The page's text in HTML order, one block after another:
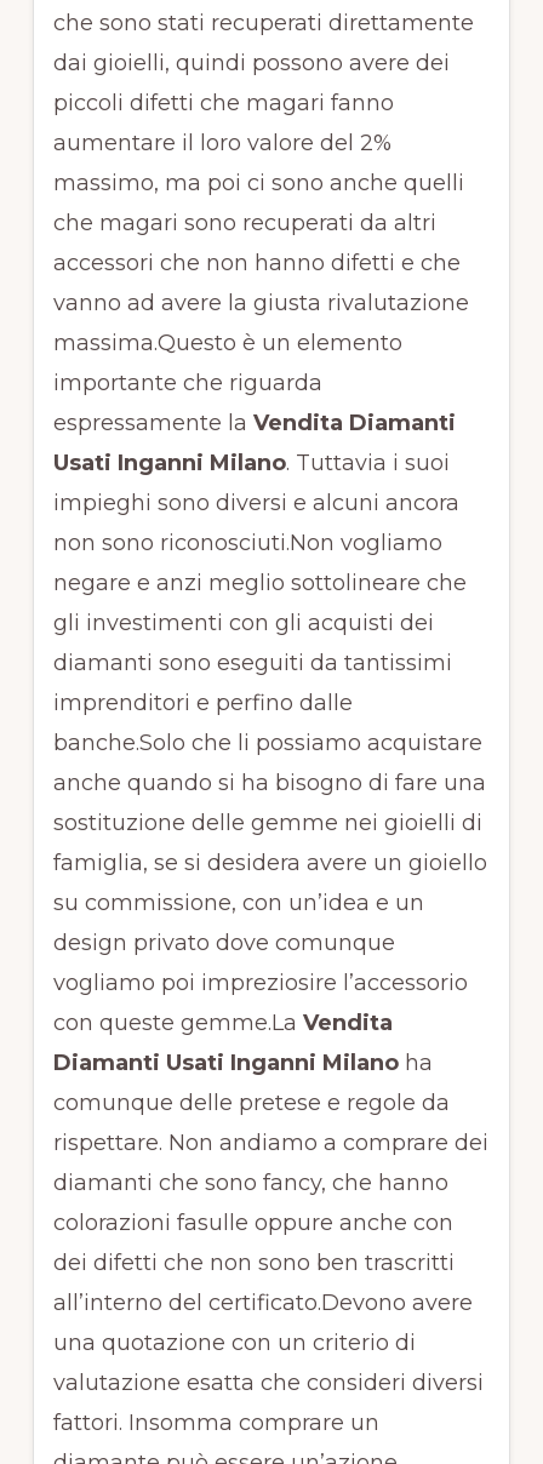
che sono stati recuperati direttamente
dai gioielli, quindi possono avere dei
piccoli difetti che magari fanno
aumentare il loro valore del 2%
massimo, ma poi ci sono anche quelli
che magari sono recuperati da altri
accessori che non hanno difetti e che
vanno ad avere la giusta rivalutazione
massima.Questo è un elemento
importante che riguarda
espressamente la Vendita Diamanti
Usati Inganni Milano. Tuttavia i suoi
impieghi sono diversi e alcuni ancora
non sono riconosciuti.Non vogliamo
negare e anzi meglio sottolineare che
gli investimenti con gli acquisti dei
diamanti sono eseguiti da tantissimi
imprenditori e perfino dalle
banche.Solo che li possiamo acquistare
anche quando si ha bisogno di fare una
sostituzione delle gemme nei gioielli di
famiglia, se si desidera avere un gioiello
su commissione, con un’idea e un
design privato dove comunque
vogliamo poi impreziosire l’accessorio
con queste gemme.La Vendita
Diamanti Usati Inganni Milanoha
comunque delle pretese e regole da
rispettare. Non andiamo a comprare dei
diamanti che sono fancy, che hanno
colorazioni fasulle oppure anche con
dei difetti che non sono ben trascritti
all’interno del certificato.Devono avere
una quotazione con un criterio di
valutazione esatta che consideri diversi
fattori. Insomma comprare un